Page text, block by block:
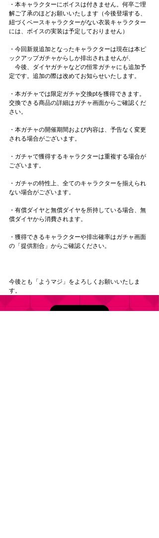
・本キャラクターにボイスは付きません。何卒ご理
解ご了承のほどお願いいたします（今後登場する、
紐づくベースキャラクターがない衣装キャラクター
には、ボイスの実装は予定しておりません）
・今回新規追加となったキャラクターは現在は本ピ
ックアップガチャからしか排出されませんが、
今後、ダイヤガチャなどの恒常ガチャにも追加予
定です。追加の際は改めてお知らせいたします。
・本ガチャでは限定ガチャ交換ptを獲得できます。
交換できる商品の詳細はガチャ画面からご確認くだ
さい。
・本ガチャの開催期間および内容は、予告なく変更
される場合がございます。
・ガチャで獲得するキャラクターは重複する場合が
ございます。
・ガチャの特性上、全てのキャラクターを揃えられ
ない場合がございます。
・有償ダイヤと無償ダイヤを所持している場合、無
償ダイヤから消費されます。
・獲得できるキャラクターや排出確率はガチャ画面
の「提供割合」からご確認ください。
今後とも「ようマジ」をよろしくお願いいたしま
す。